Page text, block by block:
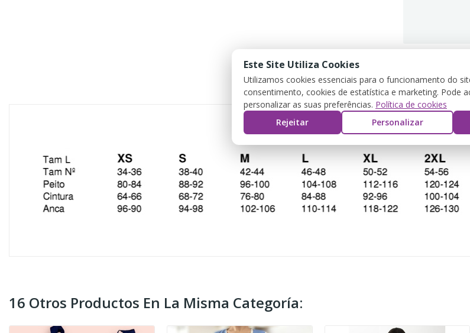
DESCRIPCIÓN DETALLES DEL
16 Otros Productos En La Misma Categoría:
Este Site Utiliza Cookies
Utilizamos cookies essenciais para o funcionamento do
consentimento, cookies de estatística e marketing. Pode
personalizar as suas preferências. Política de cookies
Rejeitar
Personalizar